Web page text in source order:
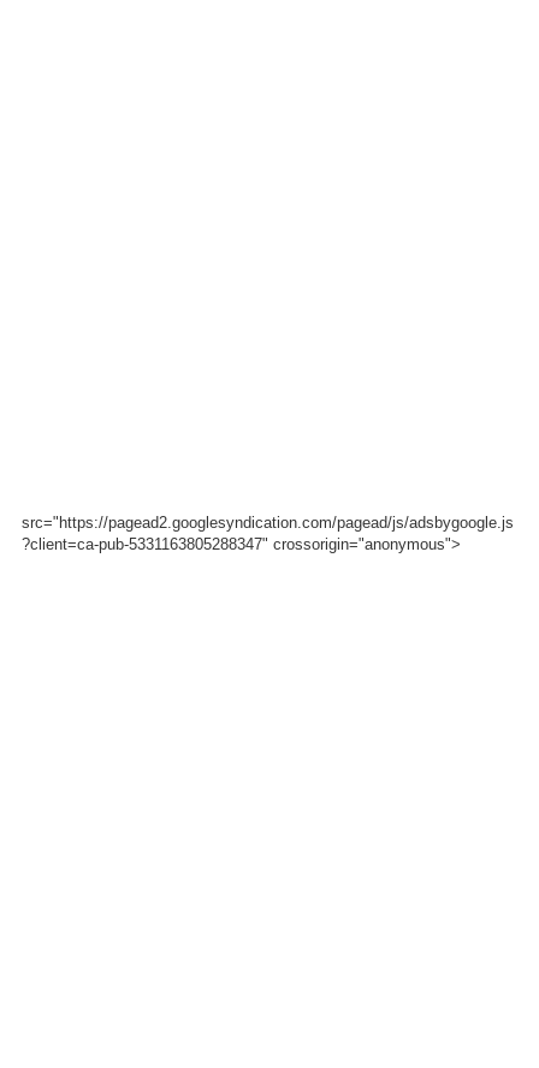
src="https://pagead2.googlesyndication.com/pagead/js/adsbygoogle.js
?client=ca-pub-5331163805288347" crossorigin="anonymous">